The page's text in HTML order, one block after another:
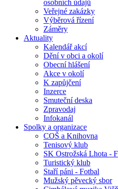
osobních údajů
Veřejné zakázky
Výběrová řízení
Záměry
Aktuality
Kalendář akcí
Dění v obci a okolí
Obecní hlášení
Akce v okolí
K zapůjčení
Inzerce
Smuteční deska
Zpravodaj
Infokanál
Spolky a organizace
COŠ a Knihovna
Tenisový klub
SK Ostrožská Lhota -
Turistický klub
Staří páni - Fotbal
Mužský pěvecký sbor